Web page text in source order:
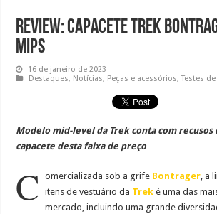
Review: Capacete Trek
Mips
16 de janeiro de 2023
Destaques, Notícias, Peças e acessórios,Testes
Modelo mid-level da Trek conta com recusos
capacete desta faixa de preço
C omercializada sob a grife Bontrager, a
itens de vestuário da Trek é uma das
mercado, incluindo uma grande